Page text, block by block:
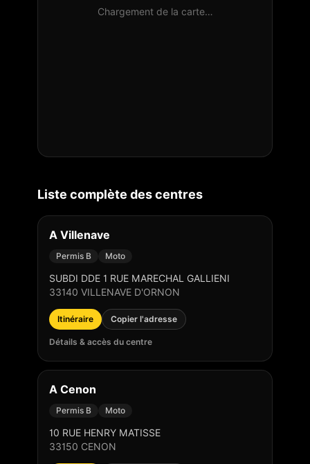
Chargement de la carte…
Liste complète des centres
A Villenave
Permis B Moto
SUBDI DDE 1 RUE MARECHAL GALLIENI
33140 VILLENAVE D'ORNON
Itinéraire Copier l'adresse
Détails & accès du centre
A Cenon
Permis B Moto
10 RUE HENRY MATISSE
33150 CENON